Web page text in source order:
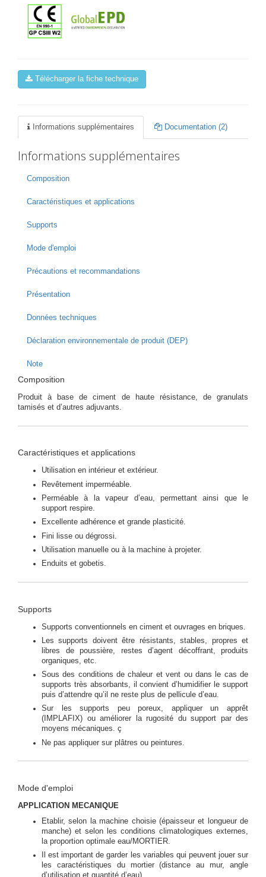
Télécharger la fiche technique
Informations supplémentaires Documentation (2)
Informations supplémentaires
Composition
Caractéristiques et applications
Supports
Mode d'emploi
Précautions et recommandations
Présentation
Données techniques
Déclaration environnementale de produit (DEP)
Note
Composition
Produit à base de ciment de haute résistance, de granulats
tamisés et d’autres adjuvants.
Caractéristiques et applications
Utilisation en intérieur et extérieur.
Revêtement imperméable.
Perméable à la vapeur d’eau, permettant ainsi que le
support respire.
Excellente adhérence et grande plasticité.
Fini lisse ou dégrossi.
Utilisation manuelle ou à la machine à projeter.
Enduits et gobetis.
Supports
Supports conventionnels en ciment et ouvrages en briques.
Les supports doivent être résistants, stables, propres et
libres de poussière, restes d’agent décoffrant, produits
organiques, etc.
Sous des conditions de chaleur et vent ou dans le cas de
supports très absorbants, il convient d’humidifier le support
puis d’attendre qu’il ne reste plus de pellicule d’eau.
Sur les supports peu poreux, appliquer un apprêt
(IMPLAFIX) ou améliorer la rugosité du support par des
moyens mécaniques. ç
Ne pas appliquer sur plâtres ou peintures.
Mode d'emploi
APPLICATION MECANIQUE
Etablir, selon la machine choisie (épaisseur et longueur de
manche) et selon les conditions climatologiques externes,
la proportion optimale eau/MORTIER.
Il est important de garder les variables qui peuvent jouer sur
les caractéristiques du mortier (distance au mur, angle